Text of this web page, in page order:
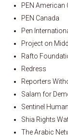
PEN American
PEN Canada
Pen
Project on
Rafto
Redress
Reporters
Salam for
Sentinel
Shia Rights
The Arabic